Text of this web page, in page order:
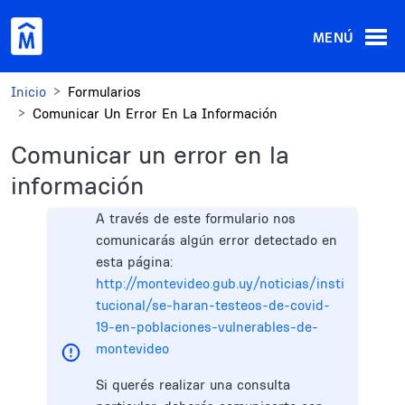
MENÚ
Inicio
Formularios
Comunicar Un Error En La Información
Comunicar un error en la
información
A través de este formulario nos
comunicarás algún error detectado en
esta página:
http://montevideo.gub.uy/noticias/insti
tucional/se-haran-testeos-de-covid-
19-en-poblaciones-vulnerables-de-
montevideo
Si querés realizar una consulta